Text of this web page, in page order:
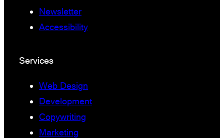
Newsletter
Accessibility
Services
Web Design
Development
Copywriting
Marketing